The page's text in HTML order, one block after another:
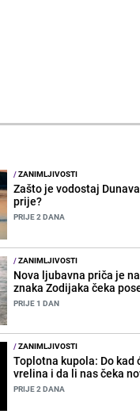
/ZANIMLJIVOSTI
Zašto je vodostaj
prije?
PRIJE 2 DANA
/ZANIMLJIVOSTI
Nova ljubavna priča je
znaka Zodijaka čeka
PRIJE 1 DAN
/ZANIMLJIVOSTI
Toplotna kupola: Do kad
vrelina i da li nas čeka
PRIJE 2 DANA